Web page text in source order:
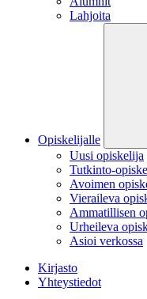
Lahjoita
Opiskelijalle
Uusi opiskelija
Tutkinto-
Avoimen
Vieraileva
Ammatillisen
Urheileva
Asioi verkossa
Kirjasto
Yhteystiedot